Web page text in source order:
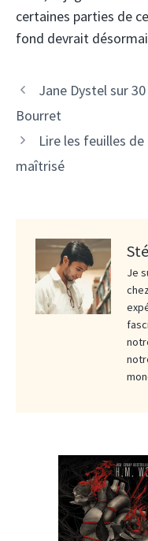
certaines parties de
fond devrait
Jane Dystel sur
Bourret
Lire les feuilles
maîtrisé
Je